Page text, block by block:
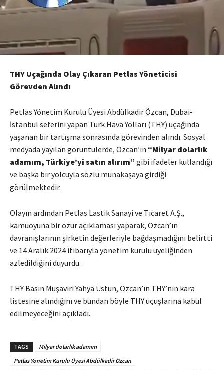
THY Uçağında Olay Çıkaran Petlas Yöneticisi
Görevden Alındı
Petlas Yönetim Kurulu Üyesi Abdülkadir Özcan, Dubai-
İstanbul seferini yapan Türk Hava Yolları (THY) uçağında
yaşanan bir tartışma sonrasında görevinden alındı. Sosyal
medyada yayılan görüntülerde, Özcan’ın “Milyar dolarlık
adamım, Türkiye’yi satın alırım” gibi ifadeler kullandığı
ve başka bir yolcuyla sözlü münakaşaya girdiği
görülmektedir.
Olayın ardından Petlas Lastik Sanayi ve Ticaret A.Ş.,
kamuoyuna bir özür açıklaması yaparak, Özcan’ın
davranışlarının şirketin değerleriyle bağdaşmadığını belirtti
ve 14 Aralık 2024 itibarıyla yönetim kurulu üyeliğinden
azledildiğini duyurdu.
THY Basın Müşaviri Yahya Üstün, Özcan’ın THY’nin kara
listesine alındığını ve bundan böyle THY uçuşlarına kabul
edilmeyeceğini açıkladı.
TAGS
Milyar dolarlık adamım
Petlas Yönetim Kurulu Üyesi Abdülkadir Özcan